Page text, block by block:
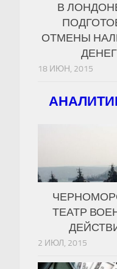
В
ОТМЕНЫ
ДЕНЕГ
18 ИЮН, 2015
ТЕАТР
2 ИЮЛ, 2015